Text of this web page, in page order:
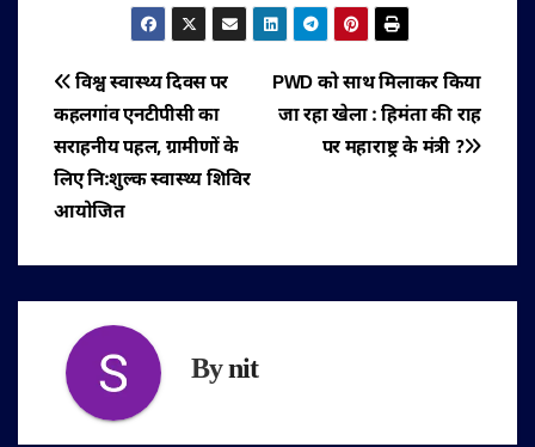
पोस्ट
नेविगेशन
PWD को साथ मिलाकर किया
जा रहा खेला : हिमंता की राह
पर महाराष्ट्र के मंत्री ?
विश्व स्वास्थ्य दिवस पर
कहलगांव एनटीपीसी का
सराहनीय पहल, ग्रामीणों के
लिए नि:शुल्क स्वास्थ्य शिविर
आयोजित
Bynit